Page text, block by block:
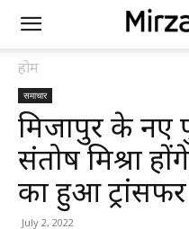
होम
समाचार
मिर्जापुर के
संतोष मिश्रा
का हुआ ट्रांसफर
July 2, 2022